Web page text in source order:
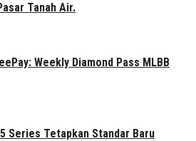
Tanah Air.
Weekly Diamond Pass MLBB
Series Tetapkan Standar Baru